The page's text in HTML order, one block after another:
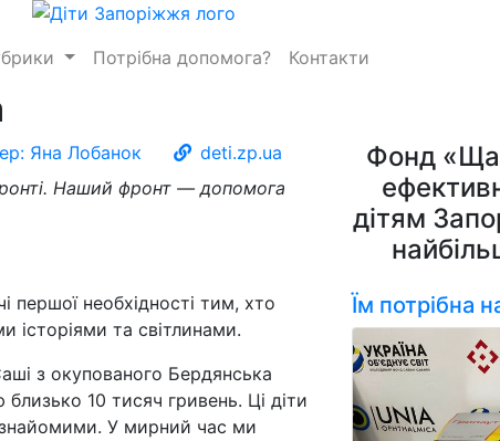
Потрібна допомога? Контакти
Яна Лобанок
deti.zp.ua
Наший фронт — допомога
необхідності тим, хто
та світлинами.
з окупованого Бердянська
10 тисяч гривень. Ці діти
У мирний час ми
Фонд
дітям
Їм потрібна